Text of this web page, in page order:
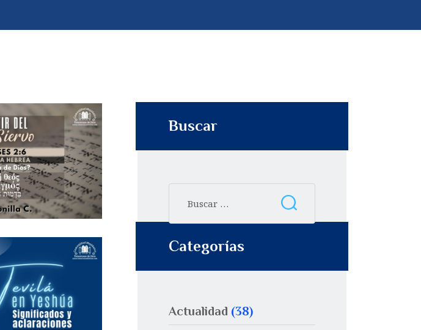
Buscar
Categorías
Actualidad (38)
i